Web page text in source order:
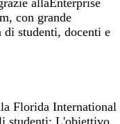
con grande
studenti, docenti e
Florida International